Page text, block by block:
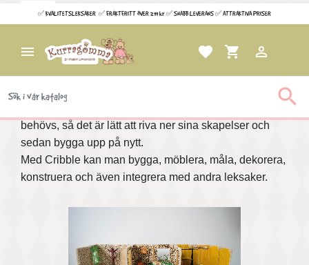
✅ KVALITETSLEKSAKER ✅ FRAKTFRITT ÖVER 299 kr ✅ SNABB LEVERANS ✅ ATTRAKTIVA PRISER



favorite shopping_cart
CRIBBLE CRAFT
Utmana barnens kreativitet och konstruktions-
färdigheter med nya spännande produkter.
Cribble är byggkittill minihus, möbler och tillbehör att
behövs, så det är lätt att riva ner sina skapelser och
sedan bygga upp på nytt.
Med Cribble kan man bygga, möblera, måla, dekorera,
konstruera och även integrera med andra leksaker.